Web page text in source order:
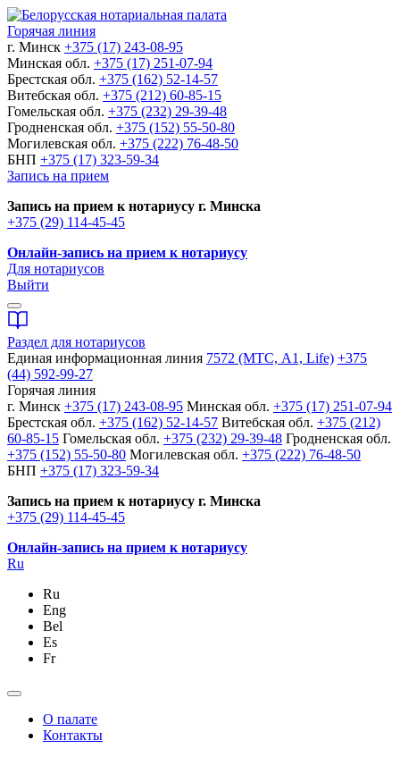
Горячая линия
г. Минск +375 (17) 243-08-95
Минская обл. +375 (17) 251-07-94
Брестская обл. +375 (162) 52-14-57
Витебская обл. +375 (212) 60-85-15
Гомельская обл. +375 (232) 29-39-48
Гродненская обл. +375 (152) 55-50-80
Могилевская обл. +375 (222) 76-48-50
БНП +375 (17) 323-59-34
Запись на прием
Запись на прием к нотариусу г. Минска
+375 (29) 114-45-45
Онлайн-запись на прием к нотариусу
Для нотариусов
Выйти
Раздел для нотариусов
Единая информационная линия 7572 (МТС, A1, Life) +375
(44) 592-99-27
Горячая линия
г. Минск +375 (17) 243-08-95 Минская обл. +375 (17) 251-07-94
Брестская обл. +375 (162) 52-14-57 Витебская обл. +375 (212)
60-85-15 Гомельская обл. +375 (232) 29-39-48 Гродненская обл.
+375 (152) 55-50-80 Могилевская обл. +375 (222) 76-48-50
БНП +375 (17) 323-59-34
Запись на прием к нотариусу г. Минска
+375 (29) 114-45-45
Онлайн-запись на прием к нотариусу
Ru
Ru
Eng
Bel
Es
Fr
О палате
Контакты